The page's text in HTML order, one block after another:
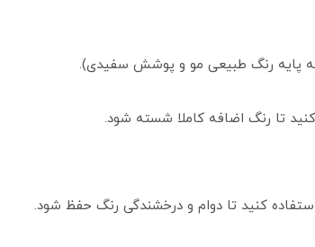
تا رنگ اضافه کاملا شسته شود.
کنید تا دوام و درخشندگی رنگ حفظ شود.